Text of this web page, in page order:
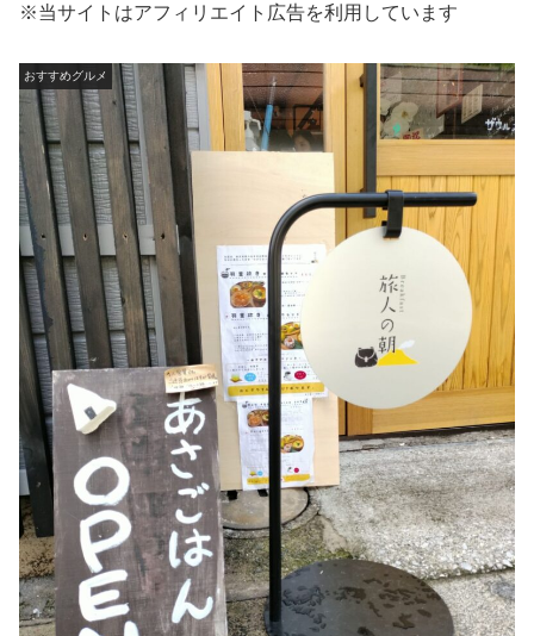
※当サイトはアフィリエイト広告を利用しています
おすすめグルメ